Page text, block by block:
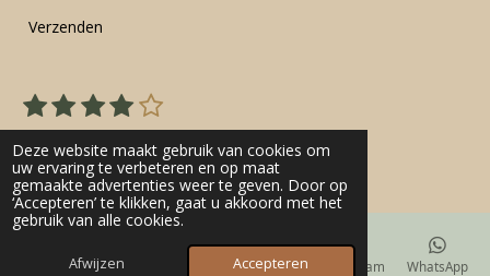
Deze website maakt gebruik van cookies om
uw ervaring te verbeteren en op maat
gemaakte advertenties weer te geven. Door op
‘Accepteren’ te klikken, gaat u akkoord met het
gebruik van alle cookies.
Afwijzen Accepteren
Verzenden
R
a
t
i
n
1
s
t
e
r
2
s
t
e
r
r
3
s
t
e
r
r
e
4
s
t
e
r
r
e
5
s
t
e
r
r
S
e
m
m
e
n
22 stemmen
E-mailadres Telefoonnummer Kaart Instagram WhatsApp